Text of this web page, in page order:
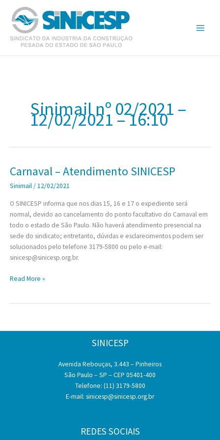
para
conteúdo
Sinimail nº 02/2021 –
12/02/2021 – 16:10
Carnaval – Atendimento SINICESP
Sinimail/12/02/2021
O SINICESP informa que nos dias 15, 16 e 17 o expediente será
normal, devido ao cancelamento do ponto facultativo do Carnaval em
todo o estado de São Paulo. Não haverá atendimento presencial na
sede do sindicato; entretanto, dúvidas e esclarecimentos podem ser
solucionados pelo telefone 3179-5800 ou pelo e-mail:
sinicesp@sinicesp.org.br.
Carnaval
Read More »
SINICESP
Avenida Rebouças, 3.443 – Pinheiros
São Paulo – SP – CEP 05401-400
Telefone: (11) 3179-5800
E-mail: sinicesp@sinicesp.org.br
REDES SOCIAIS